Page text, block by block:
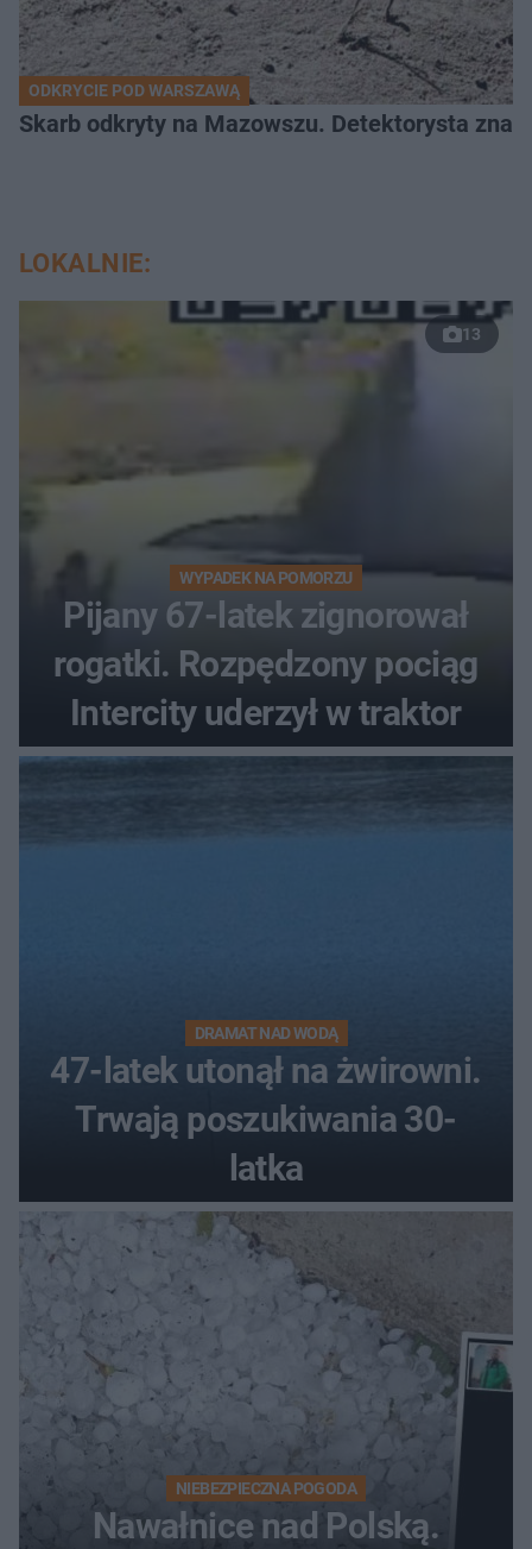
ODKRYCIE POD WARSZAWĄ
Skarb odkryty na Mazowszu. Detektorysta
LOKALNIE:
13
WYPADEK NA POMORZU
Pijany 67-latek zignorował
rogatki. Rozpędzony pociąg
Intercity uderzył w traktor
DRAMAT NAD WODĄ
47-latek utonął na żwirowni.
Trwają poszukiwania 30-
latka
NIEBEZPIECZNA POGODA
Nawałnice nad Polską.